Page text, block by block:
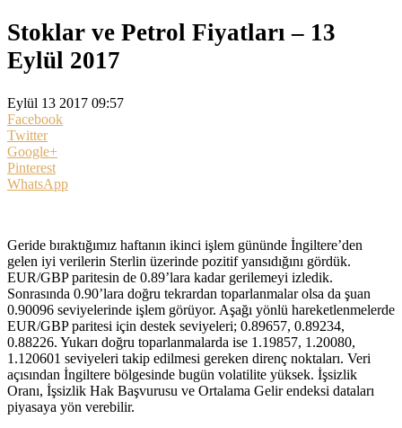
Stoklar ve Petrol Fiyatları – 13
Eylül 2017
Eylül 13 2017 09:57
Facebook
Twitter
Google+
Pinterest
WhatsApp
Geride bıraktığımız haftanın ikinci işlem gününde İngiltere’den
gelen iyi verilerin Sterlin üzerinde pozitif yansıdığını gördük.
EUR/GBP paritesin de 0.89’lara kadar gerilemeyi izledik.
Sonrasında 0.90’lara doğru tekrardan toparlanmalar olsa da şuan
0.90096 seviyelerinde işlem görüyor. Aşağı yönlü hareketlenmelerde
EUR/GBP paritesi için destek seviyeleri; 0.89657, 0.89234,
0.88226. Yukarı doğru toparlanmalarda ise 1.19857, 1.20080,
1.120601 seviyeleri takip edilmesi gereken direnç noktaları. Veri
açısından İngiltere bölgesinde bugün volatilite yüksek. İşsizlik
Oranı, İşsizlik Hak Başvurusu ve Ortalama Gelir endeksi dataları
piyasaya yön verebilir.